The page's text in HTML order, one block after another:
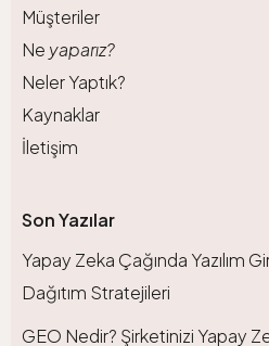
Müşteriler
Ne yaparız?
Neler Yaptık?
Kaynaklar
İletişim
Son Yazılar
Yapay Zeka Çağında Yazılım Girişimciliği ve Ürün
Dağıtım Stratejileri
GEO Nedir? Şirketinizi Yapay Zeka Aramalarında